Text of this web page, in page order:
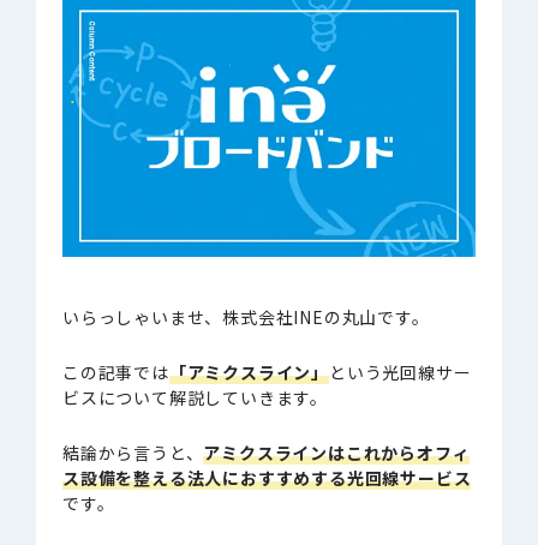
いらっしゃいませ、株式会社INEの丸山です。
この記事では「アミクスライン」という光回線サー
ビスについて解説していきます。
結論から言うと、アミクスラインはこれからオフィ
ス設備を整える法人におすすめする光回線サービス
です。